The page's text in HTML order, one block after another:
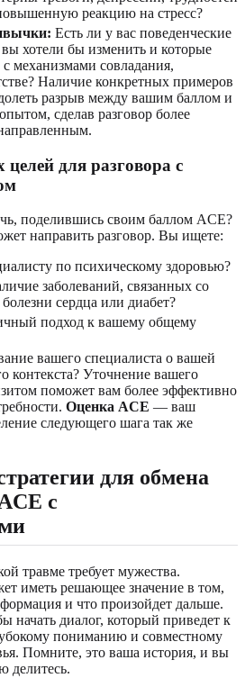
реакцию на стресс?
Есть ли у вас поведенческие
хотели бы изменить и которые
механизмами совладания,
Наличие конкретных примеров
разрыв между вашим баллом и
сделав разговор более
для разговора с
поделившись своим баллом ACE?
направить разговор. Вы ищете:
по психическому здоровью?
заболеваний, связанных со
сердца или диабет?
подход к вашему общему
вашего специалиста о вашей
контекста? Уточнение вашего
поможет вам более эффективно
Оценка ACE — ваш
следующего шага так же
для обмена
с
травме требует мужества.
иметь решающее значение в том,
и что произойдет дальше.
начать диалог, который приведет к
пониманию и совместному
Помните, это ваша история, и вы
делитесь.